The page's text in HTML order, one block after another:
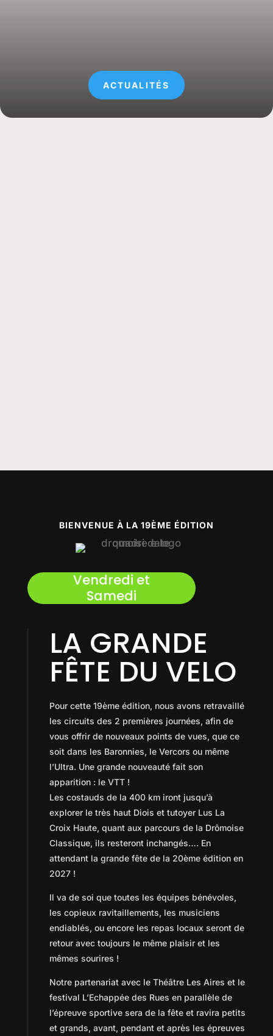
ACTUALITÉS
BIENVENUE À LA 19ÈME ÉDITION
Vendredi et
Samedi
LA GRANDE
FÊTE DU VELO
Pour cette 19ème édition, nous avons retravaillé
les circuits des 2 premières journées, afin de
vous offrir de nouveaux points de vues, que ce
soit dans les Baronnies, le Vercors ou même
l’Ultra. Une grande nouveauté fait son
apparition : le VTT !
Les costauds de la 400 km iront jusqu’à
explorer le très haut Diois et tutoyer Lus La
Croix Haute, quant aux parcours de la Drômoise
Classique, ils resteront inchangés…. En
attendant la grande fête de la 20ème édition en
2027 !
Il va de soi que toutes les équipes bénévoles,
les copieux ravitaillements, les musiciens
endiablés, ou encore les repas locaux seront de
retour avec toujours le même plaisir et les
mêmes sourires !
Notre partenariat avec le Théâtre Les Aires et le
festival L’Echappée des Rues en parallèle de
l’épreuve sportive sera de la fête et ravira petits
et grands, avant, pendant et après les épreuves